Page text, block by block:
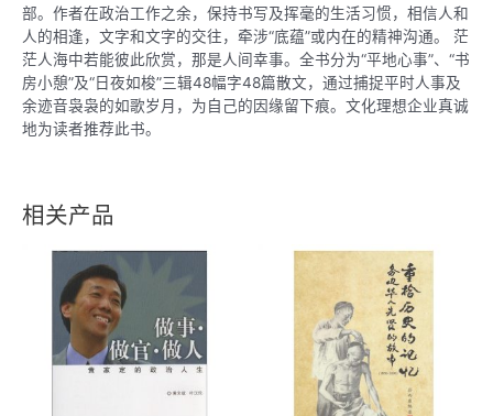
部。作者在政治工作之余，保持书写及挥毫的生活习惯，相信人和
人的相逢，文字和文字的交往，牵涉“底蕴”或内在的精神沟通。 茫
茫人海中若能彼此欣赏，那是人间幸事。全书分为“平地心事”、“书
房小憩”及“日夜如梭”三辑48幅字48篇散文，通过捕捉平时人事及
余迹音袅袅的如歌岁月，为自己的因缘留下痕。文化理想企业真诚
地为读者推荐此书。
相关产品